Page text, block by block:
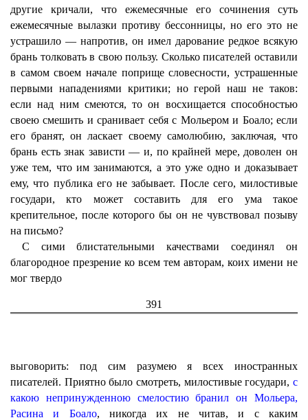
другие кричали, что ежемесячные его сочинения суть
ежемесячные вылазки противу бессонницы, но его это не
устрашило — напротив, он имел дарование редкое всякую
брань толковать в свою пользу. Сколько писателей оставили
в самом своем начале поприще словесности, устрашенные
первыми нападениями критики; но герой наш не таков:
если над ним смеются, то он восхищается способностью
своею смешить и сранивает себя с Мольером и Боало; если
его бранят, он ласкает своему самолюбию, заключая, что
брань есть знак зависти — и, по крайней мере, доволен он
уже тем, что им занимаются, а это уже одно и доказывает
ему, что публика его не забывает. После сего, милостивые
государи, кто может составить для его ума такое
крепительное, после которого бы он не чувствовал позыву
на письмо?
С сими блистательными качествами соединял он
благородное презрение ко всем тем авторам, коих имени не
мог твердо
391
выговорить: под сим разумею я всех иностранных
писателей. Приятно было смотреть, милостивые государи, с
какою непринужденною смелостию бранил он Мольера,
Расина и Боало, никогда их не читав, и с каким